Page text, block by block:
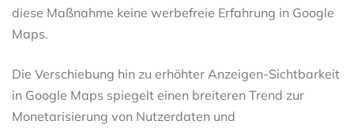
diese Maßnahme keine werbefreie Erfahrung in Google
Maps.
Die Verschiebung hin zu erhöhter Anzeigen-Sichtbarkeit
in Google Maps spiegelt einen breiteren Trend zur
Monetarisierung von Nutzerdaten und